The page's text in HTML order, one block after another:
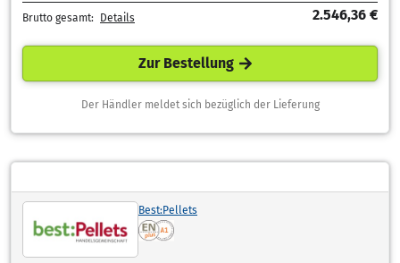
Brutto gesamt: Details 2.546,36 €
Zur Bestellung
Der Händler meldet sich bezüglich der Lieferung
Best:Pellets